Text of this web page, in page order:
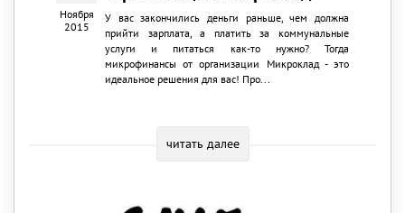
Ноября
2015
У вас закончились деньги раньше, чем должна
прийти зарплата, а платить за коммунальные
услуги и питаться как-то нужно? Тогда
микрофинансы от организации Микроклад - это
идеальное решения для вас! Про...
читать далее